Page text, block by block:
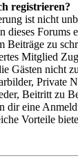
registrieren?
ist nicht
dieses Forums
Beiträge zu
Mitglied
Gästen nicht
Private
Beitritt zu
dir eine
Vorteile